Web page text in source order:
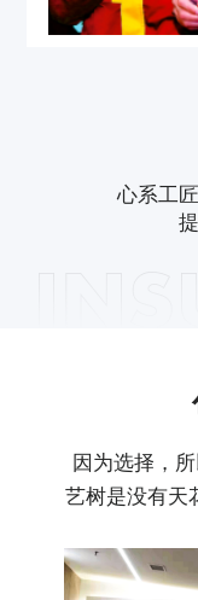
心系工
因为选择，
艺树是没有天